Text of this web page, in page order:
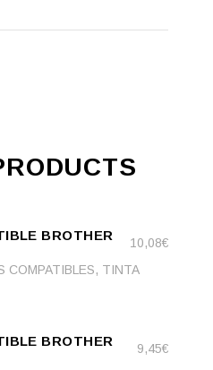
BROTHER
10,08€
COMPATIBLES, TINTA
BROTHER
9,45€